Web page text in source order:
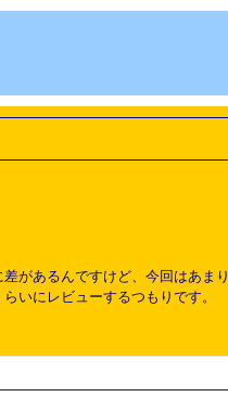
があるんですけど、今回はあま
いにレビューするつもりです。